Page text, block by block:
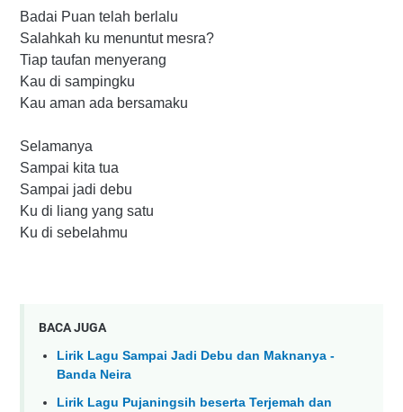
Badai Puan telah berlalu
Salahkah ku menuntut mesra?
Tiap taufan menyerang
Kau di sampingku
Kau aman ada bersamaku
Selamanya
Sampai kita tua
Sampai jadi debu
Ku di liang yang satu
Ku di sebelahmu
BACA JUGA
Lirik Lagu Sampai Jadi Debu dan Maknanya -
Banda Neira
Lirik Lagu Pujaningsih beserta Terjemah dan